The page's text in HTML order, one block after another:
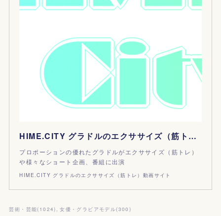
HIME.CITY グラドルのエクササイズ（筋トレ）動画サイト
プロポーションの優れたグラドルがエクササイズ（筋トレ）
や様々なショート企画、番組に出演
HIME.CITY グラドルのエクササイズ（筋トレ）動画サイト
芸術・芸能( 1024) 女優・グラビアモデル(300 )